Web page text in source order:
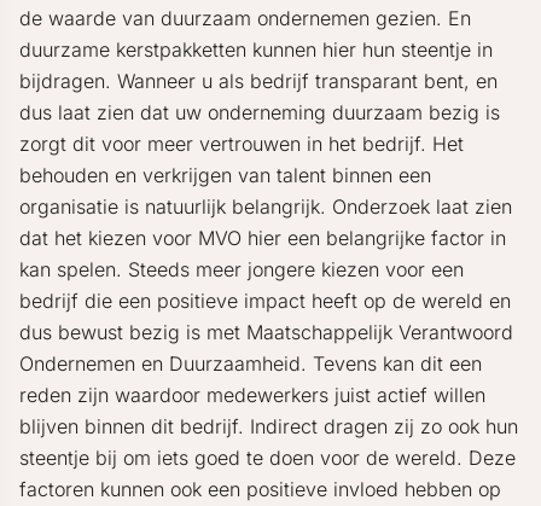
de waarde van duurzaam ondernemen gezien. En
duurzame kerstpakketten kunnen hier hun steentje in
bijdragen. Wanneer u als bedrijf transparant bent, en
dus laat zien dat uw onderneming duurzaam bezig is
zorgt dit voor meer vertrouwen in het bedrijf. Het
behouden en verkrijgen van talent binnen een
organisatie is natuurlijk belangrijk. Onderzoek laat zien
dat het kiezen voor MVO hier een belangrijke factor in
kan spelen. Steeds meer jongere kiezen voor een
bedrijf die een positieve impact heeft op de wereld en
dus bewust bezig is met Maatschappelijk Verantwoord
Ondernemen en Duurzaamheid. Tevens kan dit een
reden zijn waardoor medewerkers juist actief willen
blijven binnen dit bedrijf. Indirect dragen zij zo ook hun
steentje bij om iets goed te doen voor de wereld. Deze
factoren kunnen ook een positieve invloed hebben op